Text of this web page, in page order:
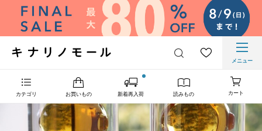
メニュー
カテゴリ お買いもの 新着再入荷 読みもの カート